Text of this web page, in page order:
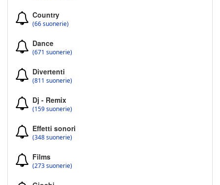
Country
(66 suonerie)
Dance
(671 suonerie)
Divertenti
(811 suonerie)
Dj - Remix
(159 suonerie)
Effetti sonori
(348 suonerie)
Films
(273 suonerie)